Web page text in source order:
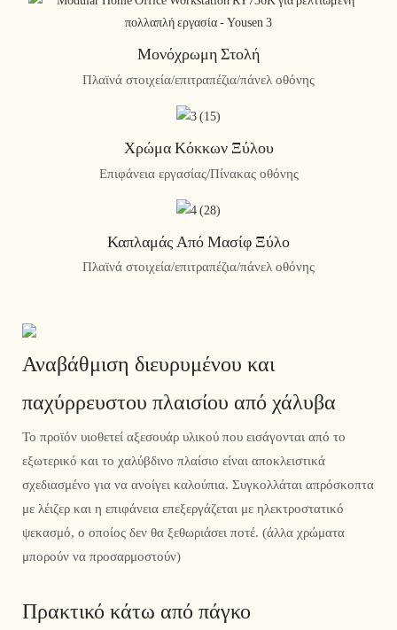
Μονόχρωμη Στολή
Πλαϊνά στοιχεία/επιτραπέζια/πάνελ οθόνης
Χρώμα Κόκκων Ξύλου
Επιφάνεια εργασίας/Πίνακας οθόνης
Καπλαμάς Από Μασίφ Ξύλο
Πλαϊνά στοιχεία/επιτραπέζια/πάνελ οθόνης
Αναβάθμιση διευρυμένου και
παχύρρευστου πλαισίου από χάλυβα
Το προϊόν υιοθετεί αξεσουάρ υλικού που εισάγονται από το
εξωτερικό και το χαλύβδινο πλαίσιο είναι αποκλειστικά
σχεδιασμένο για να ανοίγει καλούπια. Συγκολλάται απρόσκοπτα
με λέιζερ και η επιφάνεια επεξεργάζεται με ηλεκτροστατικό
ψεκασμό, ο οποίος δεν θα ξεθωριάσει ποτέ. (άλλα χρώματα
μπορούν να προσαρμοστούν)
Πρακτικό κάτω από πάγκο